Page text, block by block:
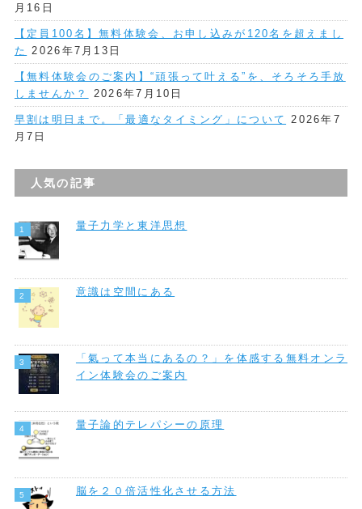
月16日
【定員100名】無料体験会、お申し込みが120名を超えまし
た
2026年7月13日
【無料体験会のご案内】“頑張って叶える”を、そろそろ手放
しませんか？
2026年7月10日
早割は明日まで。「最適なタイミング」について
2026年7
月7日
人気の記事
量子力学と東洋思想
意識は空間にある
「氣って本当にあるの？」を体感する無料オンラ
イン体験会のご案内
量子論的テレパシーの原理
脳を２０倍活性化させる方法